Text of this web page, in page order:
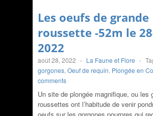
Les oeufs de grande
roussette -52m le
2022
août 28, 2022 - La Faune et Flore -
gorgones, Oeuf de requin, Plongée en
comments
Un site de plongée magnifique, ou les
roussettes ont l’habitude de venir